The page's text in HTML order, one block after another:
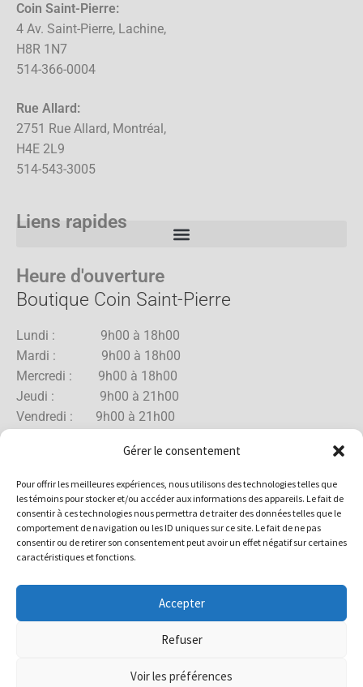
Gérer le consentement
Pour offrir les meilleures expériences, nous utilisons des technologies telles que
les témoins pour stocker et/ou accéder aux informations des appareils. Le fait de
consentir à ces technologies nous permettra de traiter des données telles que le
comportement de navigation ou les ID uniques sur ce site. Le fait de ne pas
consentir ou de retirer son consentement peut avoir un effet négatif sur certaines
caractéristiques et fonctions.
Accepter
Refuser
Voir les préférences
Coin Saint-Pierre:
4 Av. Saint-Pierre, Lachine,
H8R 1N7
514-366-0004
Rue Allard:
2751 Rue Allard, Montréal,
H4E 2L9
514-543-3005
Liens rapides
Heure d'ouverture
Boutique Coin Saint-Pierre
Lundi : 9h00 à 18h00
Mardi : 9h00 à 18h00
Mercredi : 9h00 à 18h00
Jeudi : 9h00 à 21h00
Vendredi : 9h00 à 21h00
Dimanche : 10h00 à 17h00
Boutique Rue Allard
Mardi : 10h00 à 18h00
Mercredi : 10h00 à 18h00
Samedi : 10h00 à 17h00